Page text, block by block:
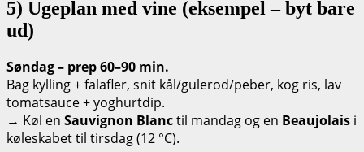
5) Ugeplan med vine (eksempel – byt bare
ud)
Søndag – prep 60–90 min.
Bag kylling + falafler, snit kål/gulerod/peber, kog ris, lav
tomatsauce + yoghurtdip.
→ Køl en Sauvignon Blanctil mandag og en Beaujolais i
køleskabet til tirsdag (12 °C).